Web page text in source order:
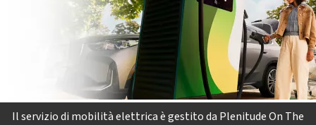
Il servizio di mobilità elettrica è gestito da Plenitude On The